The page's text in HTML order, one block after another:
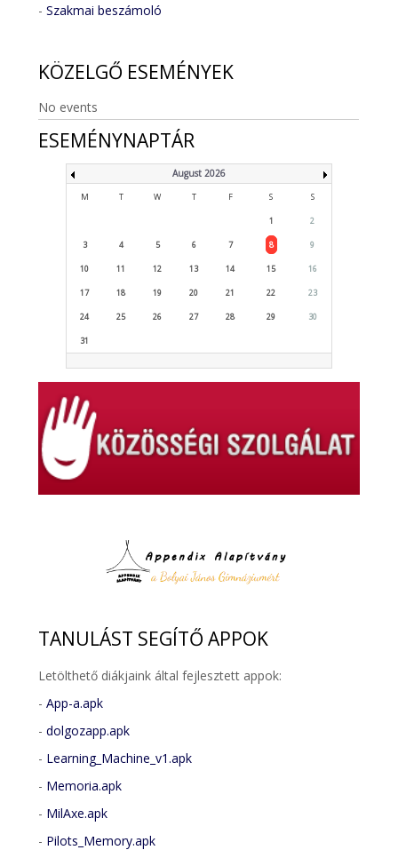
-Szakmai beszámoló
KÖZELGŐ ESEMÉNYEK
No events
ESEMÉNYNAPTÁR
August 2026
M T W T F S S
1 2
3 4 5 6 7 8 9
10 11 12 13 14 15 16
17 18 19 20 21 22 23
24 25 26 27 28 29 30
31
TANULÁST SEGÍTŐ APPOK
Letölthető diákjaink által fejlesztett appok:
-App-a.apk
-dolgozapp.apk
- Learning_Machine_v1.apk
- Memoria.apk
- MilAxe.apk
- Pilots_Memory.apk